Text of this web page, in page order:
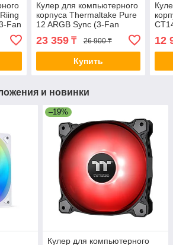
Fan
Кулер для компьютерного
корпуса Thermaltake Pure
12 ARGB Sync (3-Fan
Pack) White 2-008557 CL-
F127-PL12SW-A
23 359₸ 26 900 ₸
Купить
12
и новинки
–19%
Кулер для компьютерного